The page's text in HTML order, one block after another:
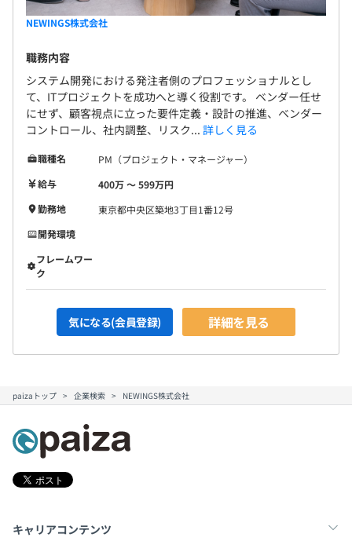
NEWINGS株式会社
職務内容
システム開発における発注者側のプロフェッショナルとし
て、ITプロジェクトを成功へと導く役割です。 ベンダー任せ
にせず、顧客視点に立った要件定義・設計の推進、ベンダー
コントロール、社内調整、リスク... 詳しく見る
職種名
PM（プロジェクト・マネージャー）
給与
400万 〜 599万円
勤務地
東京都中央区築地3丁目1番12号
開発環境
フレームワー
ク
気になる(会員登録) 詳細を見る
paizaトップ 企業検索 NEWINGS株式会社
キャリアコンテンツ